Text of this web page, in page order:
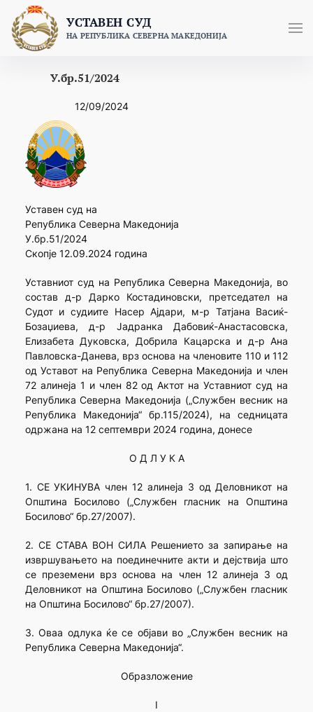
content
УСТАВЕН СУД
НА РЕПУБЛИКА СЕВЕРНА МАКЕДОНИЈА
У.бр.51/2024
12/09/2024
Уставен суд на
Република Северна Македонија
У.бр.51/2024
Скопје 12.09.2024 година
Уставниот суд на Република Северна Македонија, во
состав д-р Дарко Костадиновски, претседател на
Судот и судиите Насер Ајдари, м-р Татјана Васиќ-
Бозаџиева, д-р Јадранка Дабовиќ-Анастасовска,
Елизабета Дуковска, Добрила Кацарска и д-р Ана
Павловска-Данева, врз основа на членовите 110 и 112
од Уставот на Република Северна Македонија и член
72 алинеја 1 и член 82 од Актот на Уставниот суд на
Република Северна Македонија („Службен весник на
Република Македонија“ бр.115/2024), на седницата
одржана на 12 септември 2024 година, донесе
О Д Л У К А
1. СЕ УКИНУВА член 12 алинеја 3 од Деловникот на
Општина Босилово („Службен гласник на Општина
Босилово“ бр.27/2007).
2. СЕ СТАВА ВОН СИЛА Решението за запирање на
извршувањето на поединечните акти и дејствија што
се преземени врз основа на член 12 алинеја 3 од
Деловникот на Општина Босилово („Службен гласник
на Општина Босилово“ бр.27/2007).
3. Оваа одлука ќе се објави во „Службен весник на
Република Северна Македонија“.
Образложение
I